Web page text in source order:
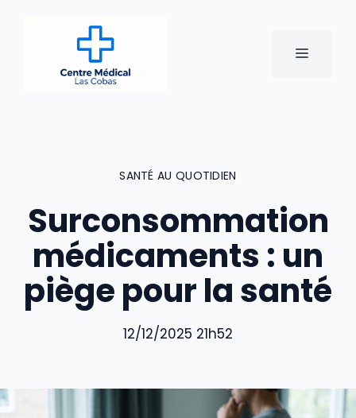
MENU
SANTÉ AU QUOTIDIEN
Surconsommation
médicaments : un
piège pour la santé
12/12/2025 21h52